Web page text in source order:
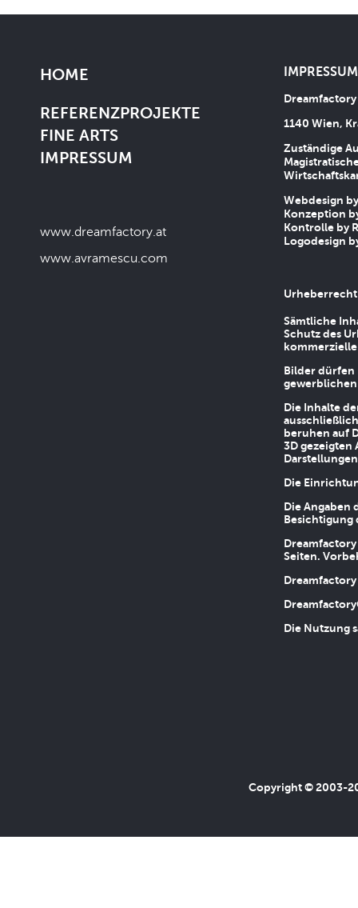
HOME
REFERENZPROJEKTE
FINE ARTS
IMPRESSUM
www.dreamfactory.at
www.avramescu.com
1140 Wien,
Zuständige
Webdesign
Konzeption
Kontrolle by
Logodesign
Urheberrecht
Sämtliche
Schutz des
Bilder dürfen
Die Inhalte
beruhen auf
3D gezeigten
Die
Die
Besichtigung
Seiten.
Die Nutzung
Copyright © 2003-